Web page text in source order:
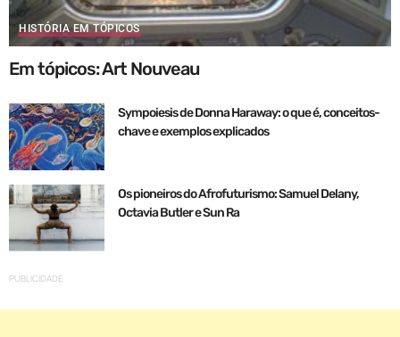
HISTÓRIA EM TÓPICOS
Em tópicos: Art Nouveau
Sympoiesis de Donna Haraway: o que é, conceitos-
chave e exemplos explicados
Os pioneiros do Afrofuturismo: Samuel Delany,
Octavia Butler e Sun Ra
PUBLICIDADE